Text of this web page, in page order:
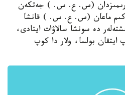
(س. ع. س. ) جەتكەن
«كىم ماعان (س. ع. س. ) قانشا
دە سونشا سالاۋات ايتادى،
ايتقان بولسا، ولار دا كوپ